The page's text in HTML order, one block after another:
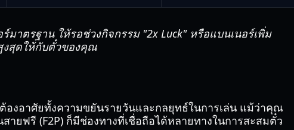
าตรฐาน ให้รอช่วงกิจกรรม "2x Luck" หรือแบนเนอร์เพิ่ม
งสุดให้กับตั๋วของคุณ
ต้องอาศัยทั้งความขยันรายวันและกลยุทธ์ในการเล่น แม้ว่าคุณ
ายฟรี (F2P) ก็มีช่องทางที่เชื่อถือได้หลายทางในการสะสมตั๋ว